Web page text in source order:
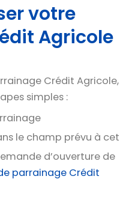
votre
Agricole
Crédit Agricole,
simples :
le champ prévu à cet
d’ouverture de
parrainage Crédit